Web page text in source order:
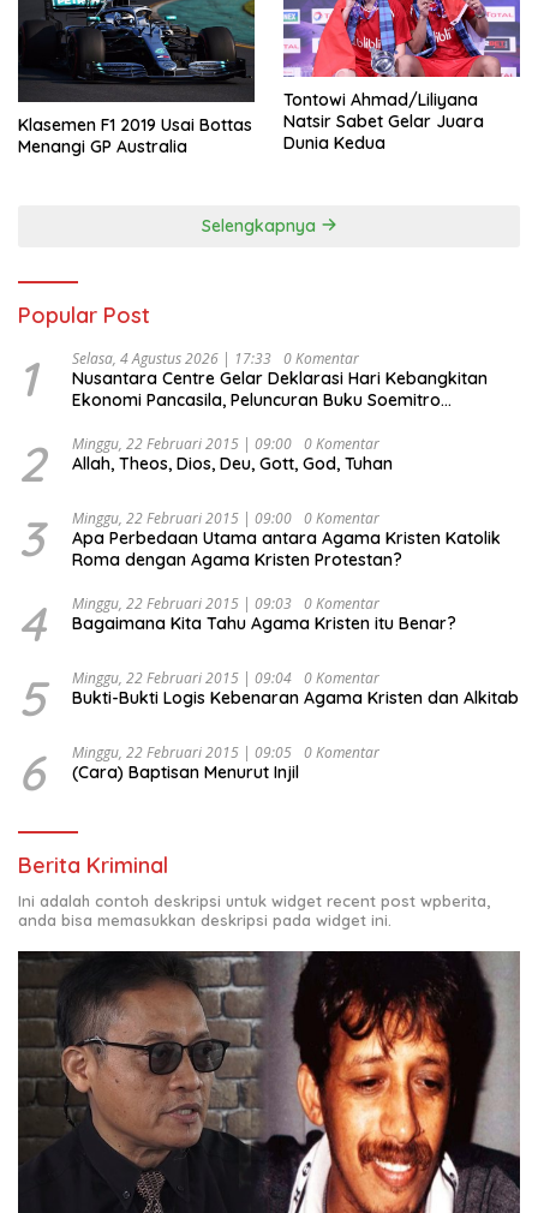
Klasemen F1 2019 Usai Bottas
Menangi GP Australia
Tontowi Ahmad/Liliyana
Natsir Sabet Gelar Juara
Dunia Kedua
Selengkapnya
Popular Post
1 Selasa, 4 Agustus 2026 | 17:33 0 Komentar
Nusantara Centre Gelar Deklarasi Hari Kebangkitan
Ekonomi Pancasila, Peluncuran Buku Soemitro
Ekonomi Politik Indonesia) & Simposium Nasional
“Urgensi Undang-Undang Perekonomian Nasional dan
Indonesia Emas 2045”,
2 Minggu, 22 Februari 2015 | 09:00 0 Komentar
Allah, Theos, Dios, Deu, Gott, God, Tuhan
3 Minggu, 22 Februari 2015 | 09:00 0 Komentar
Apa Perbedaan Utama antara Agama Kristen Katolik
Roma dengan Agama Kristen Protestan?
4 Minggu, 22 Februari 2015 | 09:03 0 Komentar
Bagaimana Kita Tahu Agama Kristen itu Benar?
5 Minggu, 22 Februari 2015 | 09:04 0 Komentar
Bukti-Bukti Logis Kebenaran Agama Kristen dan Alkitab
6 Minggu, 22 Februari 2015 | 09:05 0 Komentar
(Cara) Baptisan Menurut Injil
Berita Kriminal
Ini adalah contoh deskripsi untuk widget recent post wpberita,
anda bisa memasukkan deskripsi pada widget ini.